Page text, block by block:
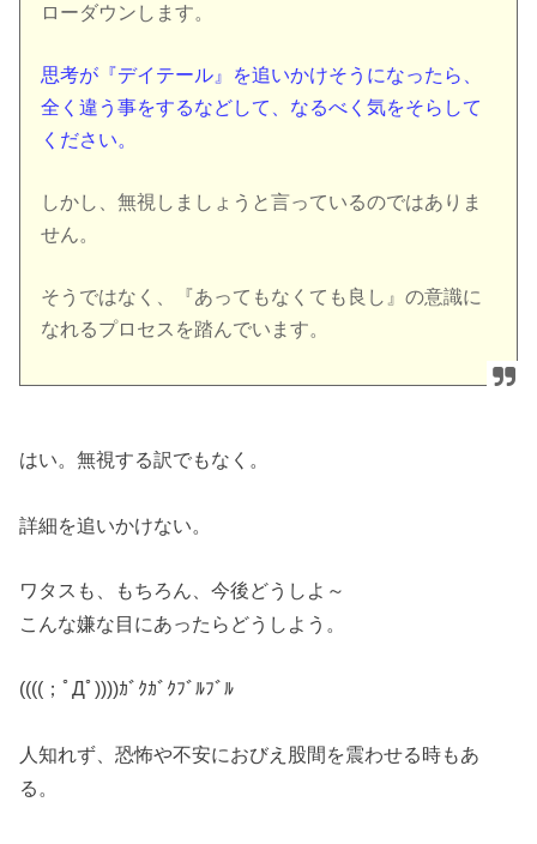
ローダウンします。
思考が『デイテール』を追いかけそうになったら、
全く違う事をするなどして、なるべく気をそらして
ください。
しかし、無視しましょうと言っているのではありま
せん。
そうではなく、『あってもなくても良し』の意識に
なれるプロセスを踏んでいます。
はい。無視する訳でもなく。
詳細を追いかけない。
ワタスも、もちろん、今後どうしよ～
こんな嫌な目にあったらどうしよう。
((((；ﾟДﾟ))))ｶﾞｸｶﾞｸﾌﾞﾙﾌﾞﾙ
人知れず、恐怖や不安におびえ股間を震わせる時もあ
る。